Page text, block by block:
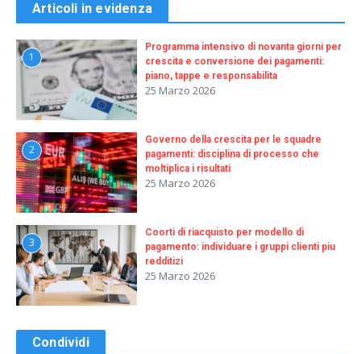
Articoli in evidenza
1
Programma intensivo di novanta giorni per
crescita e conversione dei pagamenti:
piano, tappe e responsabilita
25 Marzo 2026
2
Governo della crescita per le squadre
pagamenti: disciplina di processo che
moltiplica i risultati
25 Marzo 2026
3
Coorti di riacquisto per modello di
pagamento: individuare i gruppi clienti piu
redditizi
25 Marzo 2026
Condividi